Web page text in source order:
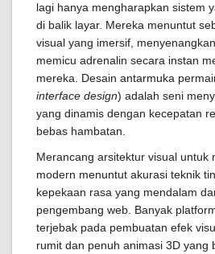
lagi hanya mengharapkan sistem
di balik layar. Mereka menuntut
visual yang imersif,
memicu adrenalin secara instan
mereka. Desain antarmuka
interface design) adalah seni
yang dinamis dengan kecepatan
bebas hambatan.
Merancang arsitektur visual untuk
modern menuntut akurasi teknik
kepekaan rasa yang mendalam
pengembang web. Banyak
terjebak pada pembuatan efek
rumit dan penuh animasi 3D yang